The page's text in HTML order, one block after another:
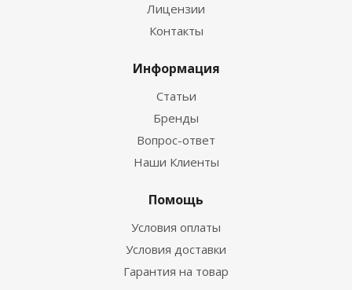
Лицензии
Контакты
Информация
Статьи
Бренды
Вопрос-ответ
Наши Клиенты
Помощь
Условия оплаты
Условия доставки
Гарантия на товар